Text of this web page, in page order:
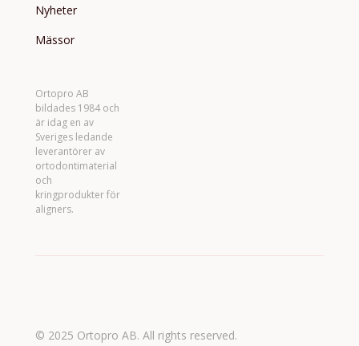
Nyheter
Mässor
Ortopro AB
bildades 1984 och
är idag en av
Sveriges ledande
leverantörer av
ortodontimaterial
och
kringprodukter för
aligners.
© 2025 Ortopro AB. All rights reserved.